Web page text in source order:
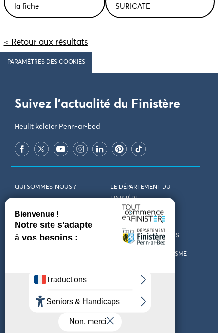
la fiche
SURICATE
< Retour aux résultats
PARAMÈTRES DES COOKIES
Suivez l'actualité du Finistère
Heulit keleier Penn-ar-bed
QUI SOMMES-NOUS ?
LE DÉPARTEMENT DU
FINISTÈRE
REJOIGNEZ-NOUS VENIR EN FINISTÈRE
CONTACT CARTES ET BROCHURES
LES OFFICES DE TOURISME
D’ACCESSIBILITÉ